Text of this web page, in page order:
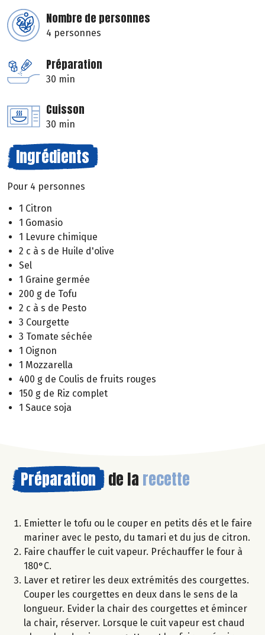
Nombre de personnes
4 personnes
Préparation
30 min
Cuisson
30 min
Ingrédients
Pour 4 personnes
1 Citron
1 Gomasio
1 Levure chimique
2 c à s de Huile d'olive
Sel
1 Graine germée
200 g de Tofu
2 c à s de Pesto
3 Courgette
3 Tomate séchée
1 Oignon
1 Mozzarella
400 g de Coulis de fruits rouges
150 g de Riz complet
1 Sauce soja
Préparation de la recette
Emietter le tofu ou le couper en petits dés et le faire
mariner avec le pesto, du tamari et du jus de citron.
Faire chauffer le cuit vapeur. Préchauffer le four à
180°C.
Laver et retirer les deux extrémités des courgettes.
Couper les courgettes en deux dans le sens de la
longueur. Evider la chair des courgettes et émincer
la chair, réserver. Lorsque le cuit vapeur est chaud